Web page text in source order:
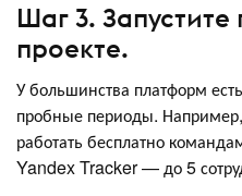
Шаг 3.
проекте.
У большинства платформ
пробные периоды.
работать бесплатно
Yandex Tracker — до 5